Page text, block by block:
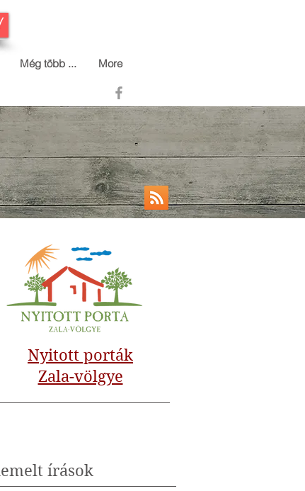
Még több ... More
Nyitott porták
Zala-völgye
írások